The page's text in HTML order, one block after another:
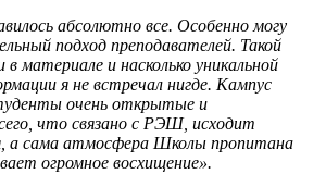
абсолютно все. Особенно могу
подход преподавателей. Такой
материале и насколько уникальной
я не встречал нигде. Кампус
очень открытые и
что связано с РЭШ, исходит
а сама атмосфера Школы пропитана
огромное восхищение».